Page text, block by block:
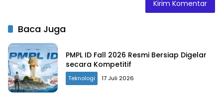
Baca Juga
PMPL ID Fall 2026 Resmi Bersiap Digelar
secara Kompetitif
Teknologi 17 Juli 2026